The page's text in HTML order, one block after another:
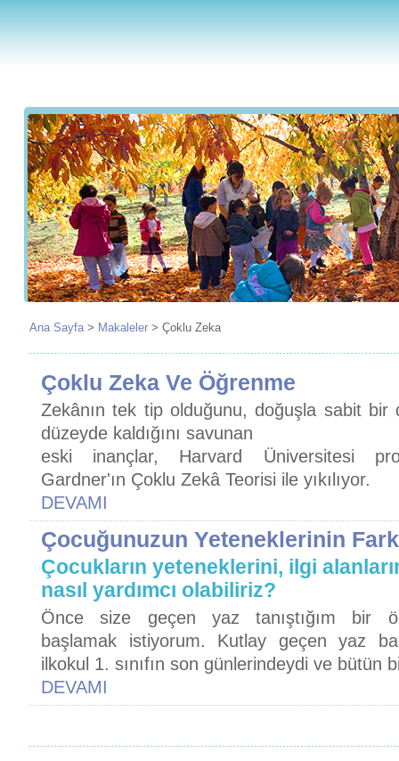
Ana Sayfa > Makaleler > Çoklu Zeka
Çoklu Zeka Ve Öğrenme
Zekânın tek tip olduğunu, doğuşla sabit bir
düzeyde kaldığını savunan
eski inançlar, Harvard Üniversitesi
Gardner'ın Çoklu Zekâ Teorisi ile yıkılıyor.
DEVAMI
Çocuğunuzun Yeteneklerinin
Çocukların yeteneklerini, ilgi
nasıl yardımcı olabiliriz?
Önce size geçen yaz tanıştığım bir
başlamak istiyorum. Kutlay geçen yaz
ilkokul 1. sınıfın son günlerindeydi ve bütün
DEVAMI